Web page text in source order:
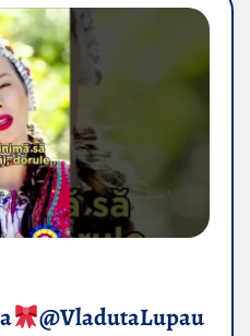
​@VladutaLupau